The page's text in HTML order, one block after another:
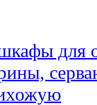
для